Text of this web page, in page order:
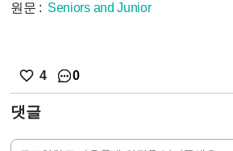
원문 : Seniors and Junior
4 0
댓글